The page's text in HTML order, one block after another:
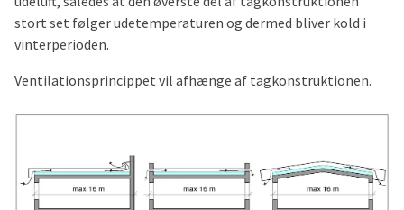
stort set følger udetemperaturen og dermed bliver kold i
vinterperioden.
Ventilationsprincippet vil afhænge af tagkonstruktionen.